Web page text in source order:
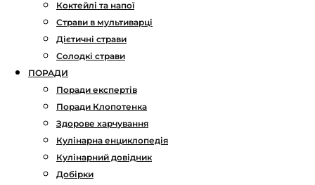
Коктейлі та напої
Страви в мультиварці
Дієтичні страви
Солодкі страви
ПОРАДИ
Поради експертів
Поради Клопотенка
Здорове харчування
Кулінарна енциклопедія
Кулінарний довідник
Добірки